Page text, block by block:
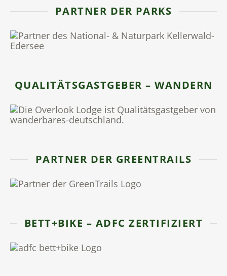
PARTNER DER PARKS
QUALITÄTSGASTGEBER – WANDERN
PARTNER DER GREENTRAILS
BETT+BIKE – ADFC ZERTIFIZIERT